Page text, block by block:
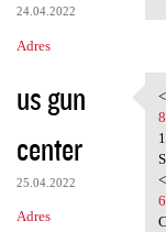
24.04.2022
Adres
us gun
center
25.04.2022
Adres